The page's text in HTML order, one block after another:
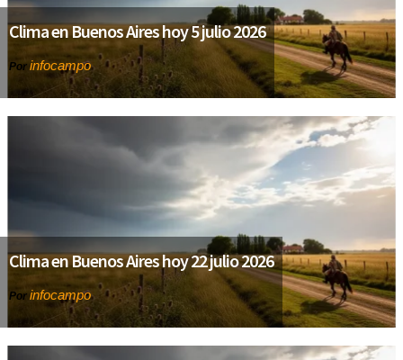
Clima en Buenos Aires hoy 5 julio 2026
Por infocampo
Clima en Buenos Aires hoy 22 julio 2026
Por infocampo